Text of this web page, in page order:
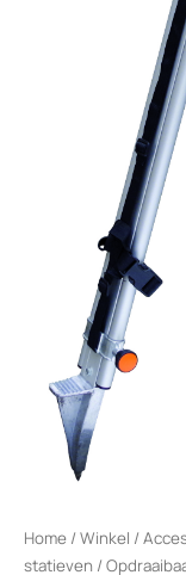
Home /Winkel /
statieven /